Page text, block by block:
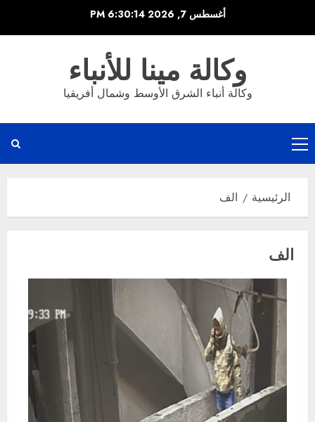
أغسطس 7, 2026 6:30:15 PM
وكالة مينا للأنباء
وكالة أنباء الشرق الأوسط وشمال أفريقيا
القائمة
الرئيسية
الرئيسية الف
الف